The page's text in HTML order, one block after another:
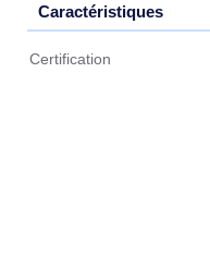
Caractéristiques
Caractéristiques
Certification